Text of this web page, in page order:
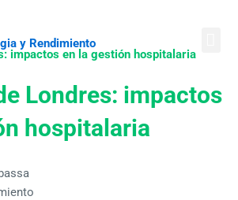
y Rendimiento
impactos en la gestión hospitalaria
Londres: impactos
hospitalaria